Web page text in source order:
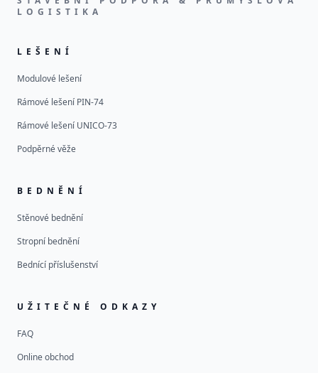
LOGISTIKA
LEŠENÍ
Modulové lešení
Rámové lešení PIN-74
Rámové lešení UNICO-73
Podpěrné věže
BEDNĚNÍ
Stěnové bednění
Stropní bednění
Bednící příslušenství
UŽITEČNÉ ODKAZY
FAQ
Online obchod